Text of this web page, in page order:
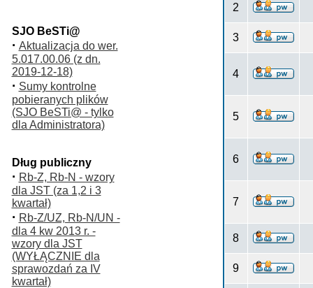
SJO BeSTi@
· Aktualizacja do wer.
5.017.00.06 (z dn.
2019-12-18)
· Sumy kontrolne
pobieranych plików
(SJO BeSTi@ - tylko
dla Administratora)
Dług publiczny
· Rb-Z, Rb-N - wzory
dla JST (za 1,2 i 3
kwartał)
· Rb-Z/UZ, Rb-N/UN -
dla 4 kw 2013 r. -
wzory dla JST
(WYŁĄCZNIE dla
sprawozdań za IV
kwartał)
2
3
4
5
6
7
8
9